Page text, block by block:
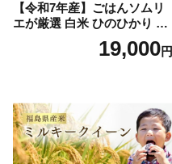
【令和7年産】ごはんソムリ
エが厳選 白米 ひのひかり 10
米 10kg 5kg×2 ひのひかり ブ
19,000円